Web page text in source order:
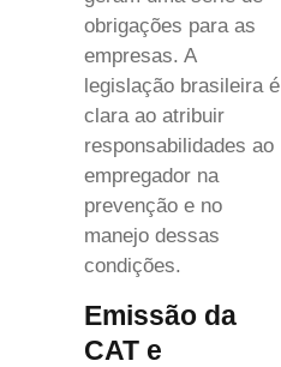
obrigações para as
empresas. A
legislação brasileira é
clara ao atribuir
responsabilidades ao
empregador na
prevenção e no
manejo dessas
condições.
Emissão da
CAT e